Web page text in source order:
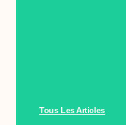
Tous Les Articles